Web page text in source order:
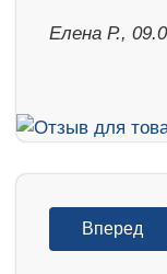
Елена Р.,
Вперед